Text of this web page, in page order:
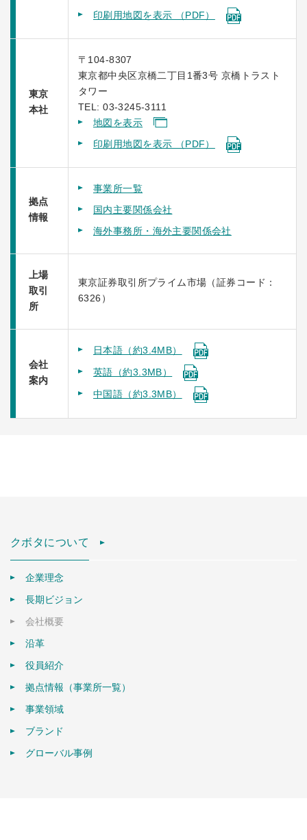
印刷用地図を表示 （PDF）
東京
本社
〒104-8307
東京都中央区京橋二丁目1番3号 京橋トラスト
タワー
TEL: 03-3245-3111
地図を表示
印刷用地図を表示 （PDF）
拠点
情報
事業所一覧
国内主要関係会社
海外事務所・海外主要関係会社
上場
取引
所
東京証券取引所プライム市場（証券コード：
6326）
会社
案内
日本語（約3.4MB）
英語（約3.3MB）
中国語（約3.3MB）
クボタについて
企業理念
長期ビジョン
会社概要
沿革
役員紹介
拠点情報（事業所一覧）
事業領域
ブランド
グローバル事例